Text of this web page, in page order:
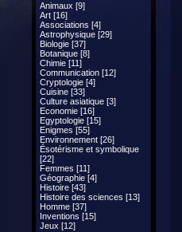
Animaux [9]
Art [16]
Associations [4]
Astrophysique [29]
Biologie [37]
Botanique [8]
Chimie [11]
Communication [12]
Cryptologie [4]
Cuisine [33]
Culture asiatique [3]
Economie [16]
Egyptologie [15]
Enigmes [55]
Environnement [26]
Ésotérisme et symbolique
[22]
Femmes [11]
Géographie [4]
Histoire [43]
Histoire des sciences [13]
Homme [37]
Inventions [15]
Jeux [12]